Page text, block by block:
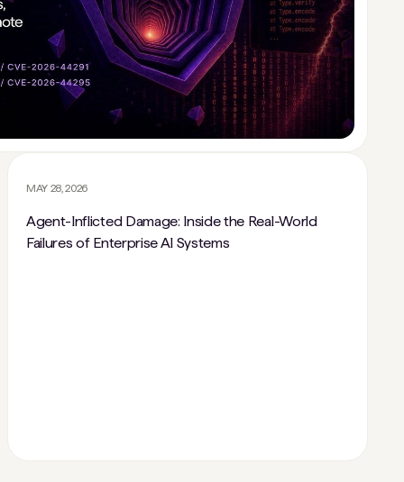
MAY 28, 2026
Agent-Inflicted Damage: Inside the Real-World
Failures of Enterprise AI Systems